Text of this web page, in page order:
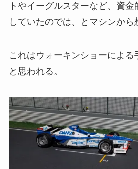
トやイーグルスターなど、資
していたのでは、とマシンから
これはウォーキンショーによる
と思われる。